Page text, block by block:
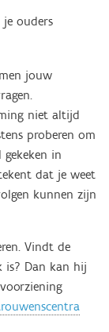
ouders
jouw
niet altijd
proberen om
in
dat je weet
kunnen zijn
Vindt de
Dan kan hij